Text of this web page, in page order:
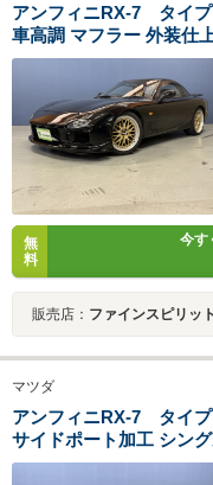
アンフィニRX-7 タイ
車高調 マフラー 外装仕
無
料
今す
販売店： ファインスピリット
マツダ
アンフィニRX-7 タイ
サイドポート加工 シン
ラー 車高調 マフラー V